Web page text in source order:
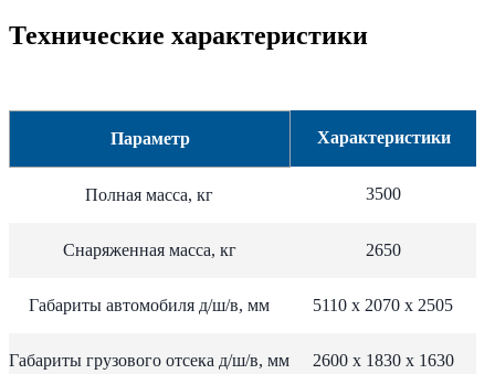
Технические характеристики
Параметр Характеристики
Полная масса, кг 3500
Снаряженная масса, кг 2650
Габариты автомобиля д/ш/в, мм 5110 х 2070 х 2505
Габариты грузового отсека д/ш/в, мм 2600 х 1830 х 1630